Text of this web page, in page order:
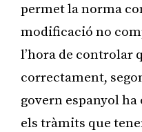
permet la norma
modificació no
l’hora de controlar
correctament,
govern espanyol
els tràmits que